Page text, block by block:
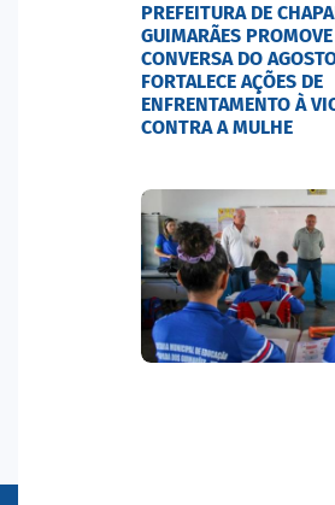
PREFEITURA DE
GUIMARÃES
CONVERSA DO
FORTALECE AÇÕES DE
ENFRENTAMENTO À
CONTRA A MULHE